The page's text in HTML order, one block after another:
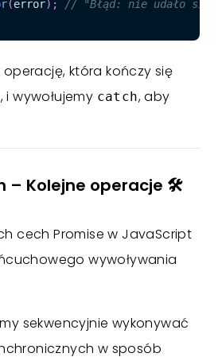
(error) ;
// "Błąd: nie udało się
która kończy się
wywołujemy catch, aby
– Kolejne operacje 🛠️
cech Promise w JavaScript
wywoływania
sekwencyjnie wykonywać
w sposób